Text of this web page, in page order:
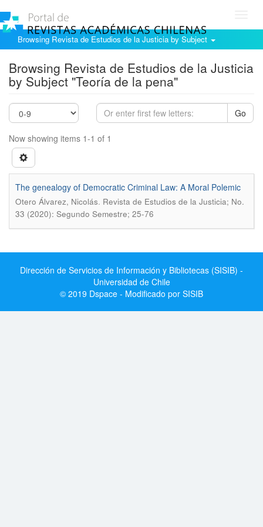
Browsing Revista de Estudios de la Justicia by Subject
Browsing Revista de Estudios de la Justicia
by Subject "Teoría de la pena"
Go
Now showing items 1-1 of 1
The genealogy of Democratic Criminal Law: A Moral Polemic
Otero Álvarez, Nicolás. Revista de Estudios de la Justicia; No.
33 (2020): Segundo Semestre; 25-76
Dirección de Servicios de Información y Bibliotecas (SISIB) -
Universidad de Chile
© 2019 Dspace - Modificado por SISIB